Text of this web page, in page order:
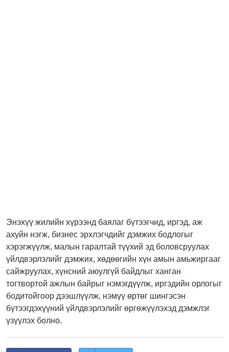
Энэхүү жилийн хүрээнд баялаг бүтээгчид, иргэд, аж
ахуйн нэгж, бизнес эрхлэгчдийг дэмжих бодлогыг
хэрэгжүүлж, малын гаралтай түүхий эд боловсруулах
үйлдвэрлэлийг дэмжих, хөдөөгийн хүн амын амьжиргааг
сайжруулах, хүнсний аюулгүй байдлыг ханган
тогтвортой ажлын байрыг нэмэгдүүлж, иргэдийн орлогыг
бодитойгоор дээшлүүлж, нэмүү өртөг шингэсэн
бүтээгдэхүүний үйлдвэрлэлийг өргөжүүлэхэд дэмжлэг
үзүүлэх болно.